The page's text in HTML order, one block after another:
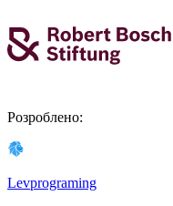
Розроблено:
Levprograming